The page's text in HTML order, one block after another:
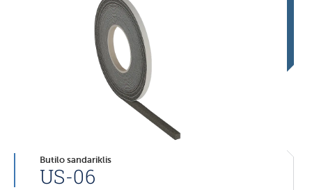
Butilo sandariklis
US-06